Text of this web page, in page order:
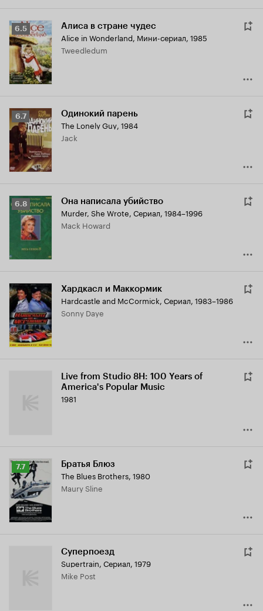
Рейтинг
Кинопоиска
6.5
6.5 Алиса в стране чудес
Alice in Wonderland, Мини-сериал, 1985
Tweedledum
Рейтинг
Кинопоиска
6.7
6.7 Одинокий парень
The Lonely Guy, 1984
Jack
Рейтинг
Кинопоиска
6.8
6.8 Она написала убийство
Murder, She Wrote, Сериал, 1984–1996
Mack Howard
Хардкасл и Маккормик
Hardcastle and McCormick, Сериал, 1983–1986
Sonny Daye
Live from Studio 8H: 100 Years of
America's Popular Music
1981
Рейтинг
Кинопоиска
7.7
7.7 Братья Блюз
The Blues Brothers, 1980
Maury Sline
Суперпоезд
Supertrain, Сериал, 1979
Mike Post